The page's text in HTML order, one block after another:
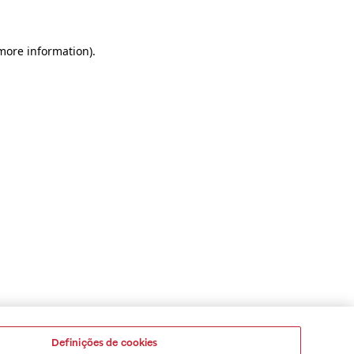
information).
Definições de cookies